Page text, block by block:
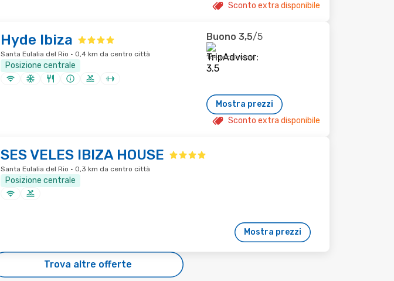
Sconto extra disponibile
Hyde Ibiza
Santa Eulalia del Rio · 0,4 km da centro città
Posizione centrale
Buono 3,5/5
164 recensioni
Mostra prezzi
Sconto extra disponibile
SES VELES IBIZA HOUSE
Santa Eulalia del Rio · 0,3 km da centro città
Posizione centrale
Mostra prezzi
Trova altre offerte